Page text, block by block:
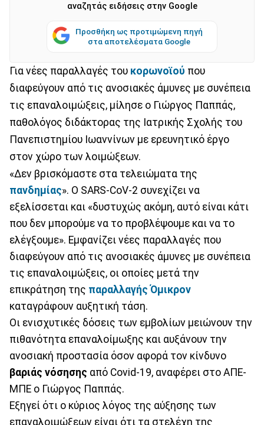
αναζητάς ειδήσεις στην Google
Προσθήκη ως προτιμώμενη πηγή
στα αποτελέσματα Google
Για νέες παραλλαγές του κορωνοϊού που
διαφεύγουν από τις ανοσιακές άμυνες με συνέπεια
τις επαναλοιμώξεις, μίλησε ο Γιώργος Παππάς,
παθολόγος διδάκτορας της Ιατρικής Σχολής του
Πανεπιστημίου Ιωαννίνων με ερευνητικό έργο
στον χώρο των λοιμώξεων.
«Δεν βρισκόμαστε στα τελειώματα της
πανδημίας». Ο SARS-CoV-2 συνεχίζει να
εξελίσσεται και «δυστυχώς ακόμη, αυτό είναι κάτι
που δεν μπορούμε να το προβλέψουμε και να το
ελέγξουμε». Εμφανίζει νέες παραλλαγές που
διαφεύγουν από τις ανοσιακές άμυνες με συνέπεια
τις επαναλοιμώξεις, οι οποίες μετά την
επικράτηση της παραλλαγής Όμικρον
καταγράφουν αυξητική τάση.
Οι ενισχυτικές δόσεις των εμβολίων μειώνουν την
πιθανότητα επαναλοίμωξης και αυξάνουν την
ανοσιακή προστασία όσον αφορά τον κίνδυνο
βαριάς νόσησης από Covid-19, αναφέρει στο ΑΠΕ-
ΜΠΕ ο Γιώργος Παππάς.
Εξηγεί ότι ο κύριος λόγος της αύξησης των
επαναλοιμώξεων είναι ότι τα στελέχη της